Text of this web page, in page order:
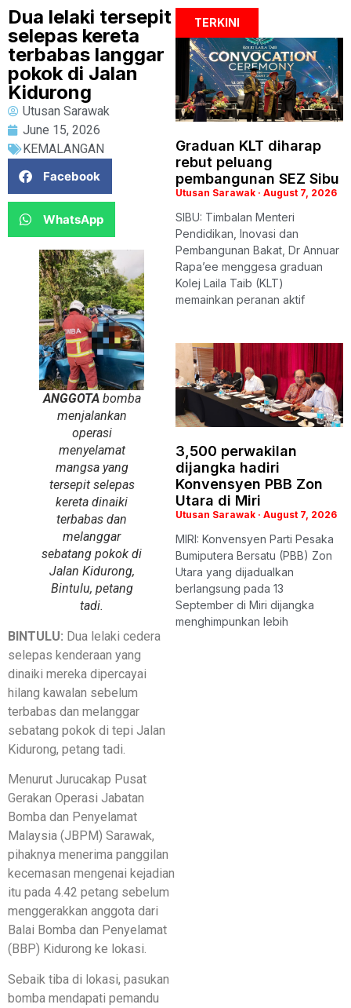
Dua lelaki tersepit
selepas kereta
terbabas langgar
pokok di Jalan
Kidurong
Utusan Sarawak
June 15, 2026
KEMALANGAN
Facebook
WhatsApp
ANGGOTA bomba
menjalankan
operasi
menyelamat
mangsa yang
tersepit selepas
kereta dinaiki
terbabas dan
melanggar
sebatang pokok di
Jalan Kidurong,
Bintulu, petang
tadi.
BINTULU: Dua lelaki cedera
selepas kenderaan yang
dinaiki mereka dipercayai
hilang kawalan sebelum
terbabas dan melanggar
sebatang pokok di tepi Jalan
Kidurong, petang tadi.
Menurut Jurucakap Pusat
Gerakan Operasi Jabatan
Bomba dan Penyelamat
Malaysia (JBPM) Sarawak,
pihaknya menerima panggilan
kecemasan mengenai kejadian
itu pada 4.42 petang sebelum
menggerakkan anggota dari
Balai Bomba dan Penyelamat
(BBP) Kidurong ke lokasi.
Sebaik tiba di lokasi, pasukan
bomba mendapati pemandu
TERKINI
Graduan KLT diharap
rebut peluang
pembangunan SEZ Sibu
Utusan Sarawak August 7, 2026
SIBU: Timbalan Menteri
Pendidikan, Inovasi dan
Pembangunan Bakat, Dr Annuar
Rapa’ee menggesa graduan
Kolej Laila Taib (KLT)
memainkan peranan aktif
3,500 perwakilan
dijangka hadiri
Konvensyen PBB Zon
Utara di Miri
Utusan Sarawak August 7, 2026
MIRI: Konvensyen Parti Pesaka
Bumiputera Bersatu (PBB) Zon
Utara yang dijadualkan
berlangsung pada 13
September di Miri dijangka
menghimpunkan lebih